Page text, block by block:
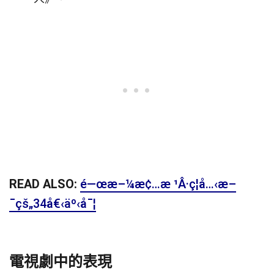
READ ALSO: é—œæ–¼æ¢…æ ¹Â·ç¦å…‹æ–
¯çš„34å€‹äº‹å¯¦
電視劇中的表現